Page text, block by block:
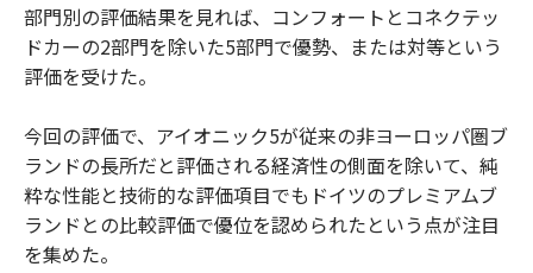
部門別の評価結果を見れば、コンフォートとコネクテッ
ドカーの2部門を除いた5部門で優勢、または対等という
評価を受けた。
今回の評価で、アイオニック5が従来の非ヨーロッパ圏ブ
ランドの長所だと評価される経済性の側面を除いて、純
粋な性能と技術的な評価項目でもドイツのプレミアムブ
ランドとの比較評価で優位を認められたという点が注目
を集めた。